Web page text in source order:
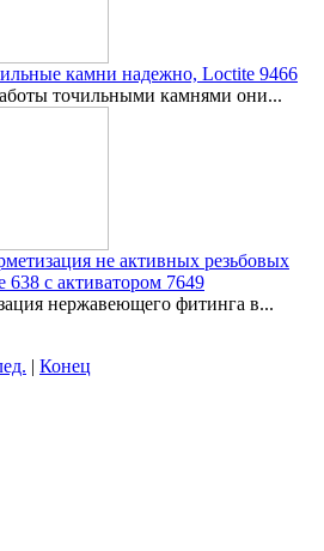
камни надежно, Loctite 9466
точильными камнями они...
не активных резьбовых
638 с активатором 7649
нержавеющего фитинга в...
| Конец